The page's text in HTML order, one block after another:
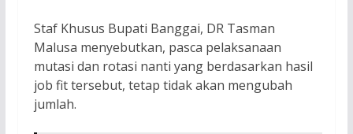
Staf Khusus Bupati Banggai, DR Tasman
Malusa menyebutkan, pasca pelaksanaan
mutasi dan rotasi nanti yang berdasarkan hasil
job fit tersebut, tetap tidak akan mengubah
jumlah.